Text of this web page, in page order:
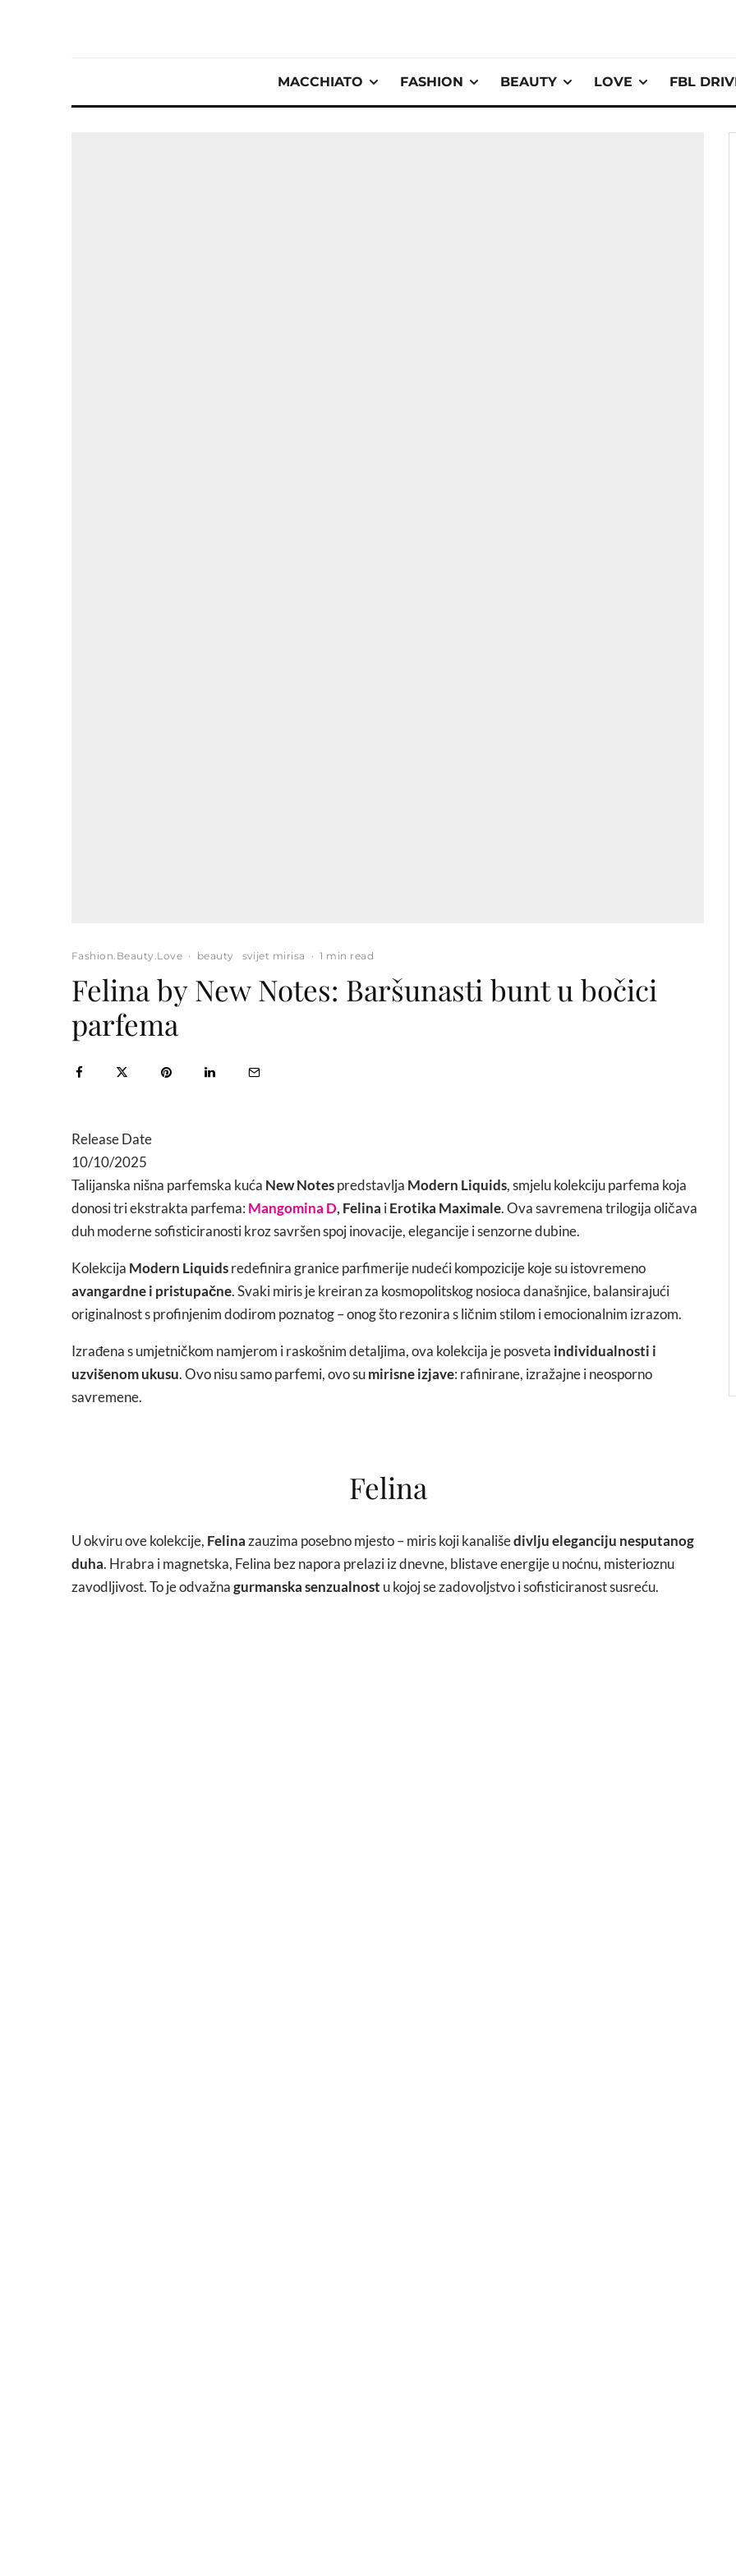
MACCHIATO FASHION BEAUTY LOVE FBL
Fashion.Beauty.Love · beauty svijet mirisa · 1 min read
Felina by New Notes: Baršunasti bunt u bočici
parfema
Release Date
10/10/2025
Talijanska nišna parfemska kuća New Notespredstavlja Modern Liquids, smjelu kolekciju parfema koja
donosi tri ekstrakta parfema: Mangomina D, Felina iErotika Maximale. Ova savremena trilogija oličava
duh moderne sofisticiranosti kroz savršen spoj inovacije, elegancije i senzorne dubine.
Kolekcija Modern Liquidsredefinira granice parfimerije nudeći kompozicije koje su istovremeno
avangardne i pristupačne. Svaki miris je kreiran za kosmopolitskog nosioca današnjice, balansirajući
originalnost s profinjenim dodirom poznatog – onog što rezonira s ličnim stilom i emocionalnim izrazom.
Izrađena s umjetničkom namjerom i raskošnim detaljima, ova kolekcija je posveta individualnosti i
uzvišenom ukusu. Ovo nisu samo parfemi, ovo sumirisne izjave: rafinirane, izražajne i neosporno
savremene.
Felina
U okviru ove kolekcije, Felinazauzima posebno mjesto – miris koji kanališedivlju eleganciju nesputanog
duha. Hrabra i magnetska, Felina bez napora prelazi iz dnevne, blistave energije u noćnu, misterioznu
zavodljivost. To je odvažnagurmanska senzualnost u kojoj se zadovoljstvo i sofisticiranost susreću.